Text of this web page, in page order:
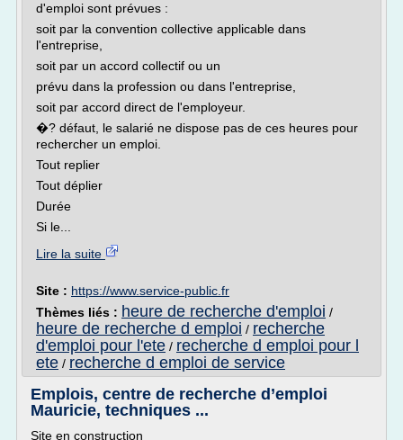
d'emploi sont prévues :
soit par la convention collective applicable dans
l'entreprise,
soit par un accord collectif ou un
prévu dans la profession ou dans l'entreprise,
soit par accord direct de l'employeur.
�? défaut, le salarié ne dispose pas de ces heures pour
rechercher un emploi.
Tout replier
Tout déplier
Durée
Si le...
Lire la suite
Site : https://www.service-public.fr
Thèmes liés : heure de recherche d'emploi /
heure de recherche d emploi / recherche
d'emploi pour l'ete / recherche d emploi pour l
ete / recherche d emploi de service
Emplois, centre de recherche d’emploi
Mauricie, techniques ...
Site en construction